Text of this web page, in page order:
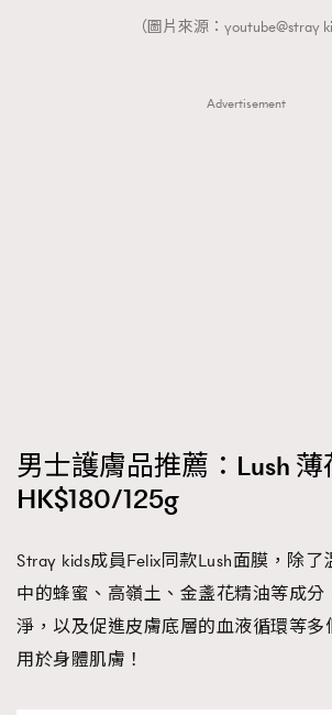
（圖片來源：youtube@stray
Advertisement
男士護膚品推薦：Lush
HK$180/125g
Stray kids成員Felix同款Lush面膜，除
中的蜂蜜、高嶺土、金盞花精油等成分
淨，以及促進皮膚底層的血液循環等多
用於身體肌膚！